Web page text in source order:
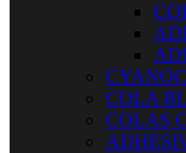
COLA
COLAS